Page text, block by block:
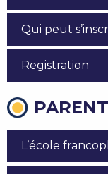
Qui peut
Registration
L’école